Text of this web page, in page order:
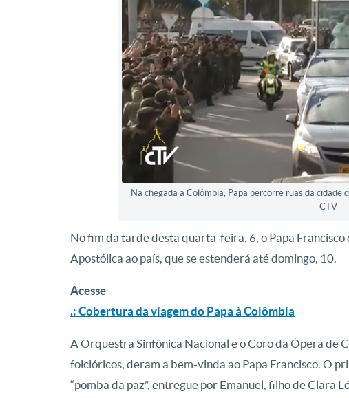
Na chegada a Colômbia, Papa percorre ruas da cidade
CTV
No fim da tarde desta quarta-feira, 6, o Papa
Apostólica ao país, que se estenderá até domingo, 10.
Acesse
.: Cobertura da viagem do Papa à Colômbia
A Orquestra Sinfônica Nacional e o Coro da Ópera de
folclóricos, deram a bem-vinda ao Papa Francisco. O
“pomba da paz”, entregue por Emanuel, filho de Clara